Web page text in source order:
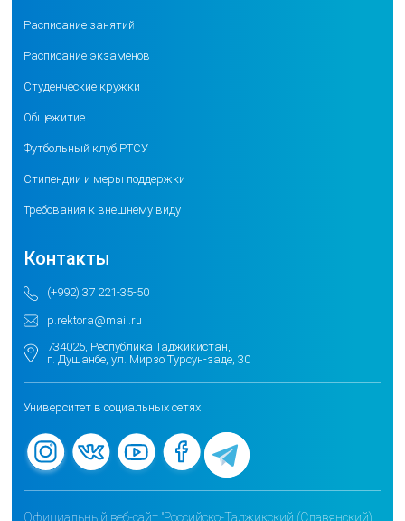
Расписание занятий
Расписание экзаменов
Студенческие кружки
Общежитие
Футбольный клуб РТСУ
Стипендии и меры поддержки
Требования к внешнему виду
Контакты
(+992) 37 221-35-50
p.rektora@mail.ru
734025, Республика Таджикистан,
г. Душанбе, ул. Мирзо Турсун-заде, 30
Университет в социальных сетях
Официальный веб-сайт "Российско-Таджикский (Славянский)